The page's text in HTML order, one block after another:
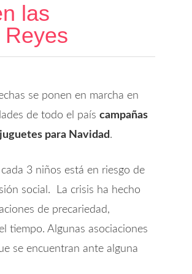
las
se ponen en marcha en
de todo el país campañas
para Navidad.
3 niños está en riesgo de
social. La crisis ha hecho
de precariedad,
tiempo. Algunas asociaciones
se encuentran ante alguna